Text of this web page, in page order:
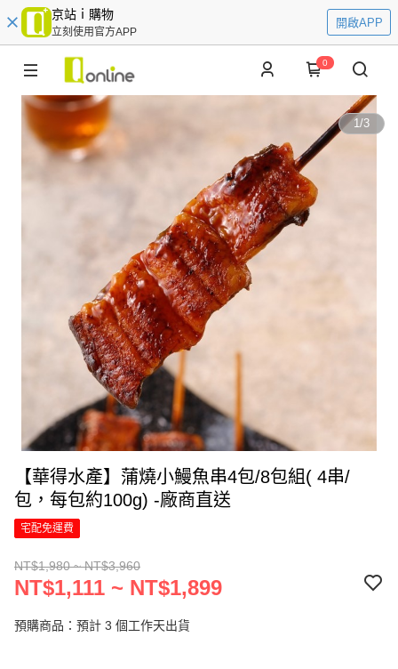
京站ｉ購物
立刻使用官方APP
開啟APP
0
1/3
【華得水產】蒲燒小鰻魚串4包/8包組( 4串/
包，每包約100g) -廠商直送
宅配免運費
NT$1,980 ~ NT$3,960
NT$1,111 ~ NT$1,899
預購商品：預計 3 個工作天出貨